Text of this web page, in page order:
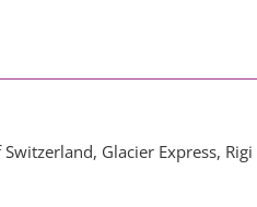
Glacier Express,